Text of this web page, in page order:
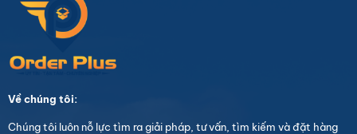
Về chúng tôi:
Chúng tôi luôn nỗ lực tìm ra giải pháp, tư vấn, tìm kiếm và đặt hàng